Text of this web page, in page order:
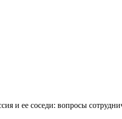
и ее соседи: вопросы